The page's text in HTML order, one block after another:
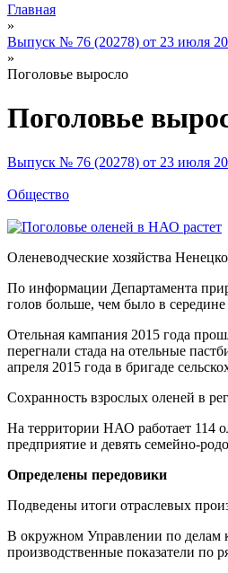
Главная
»
Выпуск № 76 (20278) от 23 июля
»
Поголовье выросло
Поголовье
Выпуск № 76 (20278) от 23 июля
Общество
Оленеводческие хозяйства
По информации Департамента
голов больше, чем было в
Отельная кампания 2015 года
перегнали стада на отельные
апреля 2015 года в бригаде
Сохранность взрослых оленей в
На территории НАО работает 114
предприятие и девять семейно-
Определены передовики
Подведены итоги отраслевых
В окружном Управлении по делам
производственные показатели по